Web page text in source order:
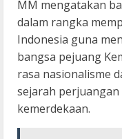
MM mengatakan
dalam rangka
Indonesia guna
bangsa pejuang
rasa nasionalisme
sejarah
kemerdekaan.